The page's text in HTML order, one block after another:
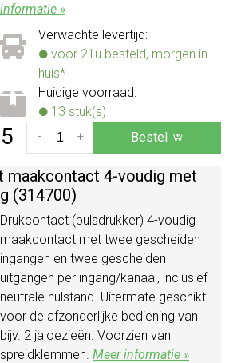
informatie »
Verwachte levertijd:
voor 21u besteld, morgen in
huis*
Huidige voorraad:
13 stuk(s)
+
- Bestel
maakcontact 4-voudig met
(314700)
Drukcontact (pulsdrukker) 4-voudig
maakcontact met twee gescheiden
ingangen en twee gescheiden
uitgangen per ingang/kanaal, inclusief
neutrale nulstand. Uitermate geschikt
voor de afzonderlijke bediening van
bijv. 2 jaloezieën. Voorzien van
spreidklemmen. Meer informatie »